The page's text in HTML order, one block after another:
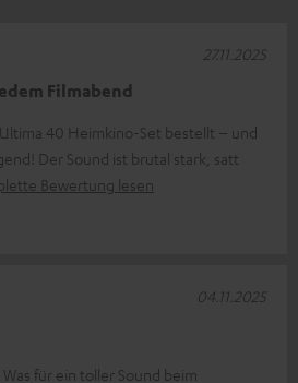
Filmabend
Ultima 40 Heimkino-Set bestellt – und
Der Sound ist brutal stark, satt
Bewertung lesen
27.11.2025
für ein toller Sound beim
04.11.2025